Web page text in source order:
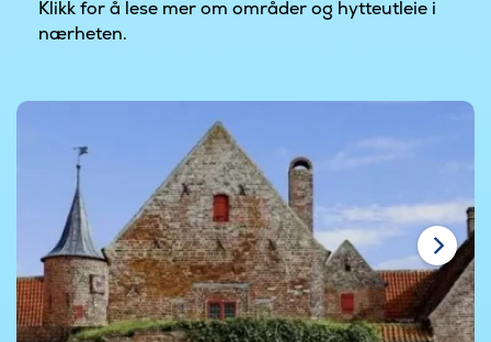
Klikk for å lese mer om områder og hytteutleie i
nærheten.